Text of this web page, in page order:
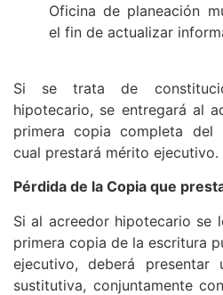
Oficina de planeación
el fin de actualizar
Si se trata de
hipotecario, se entregará al
primera copia completa del
cual prestará mérito ejecutivo.
Pérdida de la Copia que
Si al acreedor hipotecario se
primera copia de la escritura
ejecutivo, deberá
sustitutiva, conjuntamente